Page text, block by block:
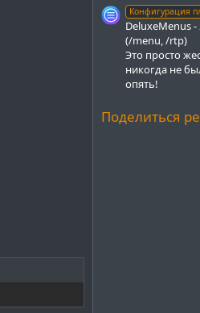
Конфигурация
DeluxeMenus
(/menu, /rtp)
Это просто
никогда не
опять!
Поделиться